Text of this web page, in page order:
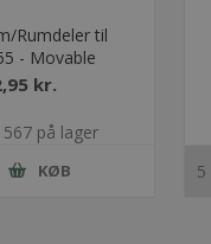
Rumdeler til
- Movable
kr.
på lager
KØB